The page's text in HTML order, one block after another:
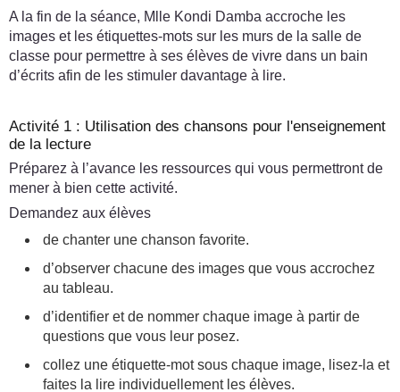
A la fin de la séance, Mlle Kondi Damba accroche les
images et les étiquettes-mots sur les murs de la salle de
classe pour permettre à ses élèves de vivre dans un bain
d’écrits afin de les stimuler davantage à lire.
Activité 1 : Utilisation des chansons pour l'enseignement
de la lecture
Préparez à l’avance les ressources qui vous permettront de
mener à bien cette activité.
Demandez aux élèves
de chanter une chanson favorite.
d’observer chacune des images que vous accrochez
au tableau.
d’identifier et de nommer chaque image à partir de
questions que vous leur posez.
collez une étiquette-mot sous chaque image, lisez-la et
faites la lire individuellement les élèves.